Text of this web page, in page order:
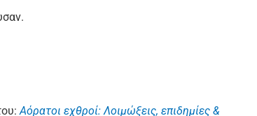
Αόρατοι εχθροί: Λοιμώξεις, επιδημίες &